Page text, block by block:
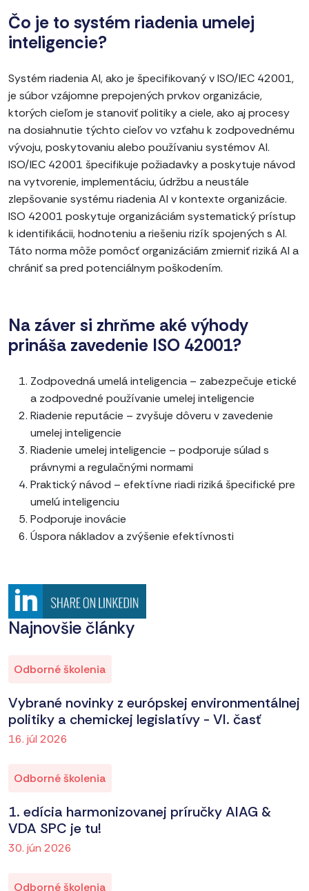
Čo je to systém riadenia umelej
inteligencie?
Systém riadenia AI, ako je špecifikovaný v ISO/IEC 42001,
je súbor vzájomne prepojených prvkov organizácie,
ktorých cieľom je stanoviť politiky a ciele, ako aj procesy
na dosiahnutie týchto cieľov vo vzťahu k zodpovednému
vývoju, poskytovaniu alebo používaniu systémov AI.
ISO/IEC 42001 špecifikuje požiadavky a poskytuje návod
na vytvorenie, implementáciu, údržbu a neustále
zlepšovanie systému riadenia AI v kontexte organizácie.
ISO 42001 poskytuje organizáciám systematický prístup
k identifikácii, hodnoteniu a riešeniu rizík spojených s AI.
Táto norma môže pomôcť organizáciám zmierniť riziká AI a
chrániť sa pred potenciálnym poškodením.
Na záver si zhrňme aké výhody
prináša zavedenie ISO 42001?
Zodpovedná umelá inteligencia – zabezpečuje etické
a zodpovedné používanie umelej inteligencie
Riadenie reputácie – zvyšuje dôveru v zavedenie
umelej inteligencie
Riadenie umelej inteligencie – podporuje súlad s
právnymi a regulačnými normami
Praktický návod – efektívne riadi riziká špecifické pre
umelú inteligenciu
Podporuje inovácie
Úspora nákladov a zvýšenie efektívnosti
Najnovšie články
Odborné školenia
Vybrané novinky z európskej environmentálnej
politiky a chemickej legislatívy - VI. časť
16. júl 2026
Odborné školenia
1. edícia harmonizovanej príručky AIAG &
VDA SPC je tu!
30. jún 2026
Odborné školenia